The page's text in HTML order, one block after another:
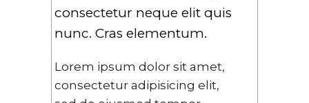
consectetur neque elit quis
nunc. Cras elementum.
Lorem ipsum dolor sit amet,
consectetur adipisicing elit,